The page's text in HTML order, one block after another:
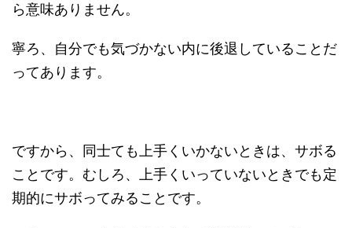
ら意味ありません。
寧ろ、自分でも気づかない内に後退していることだ
ってあります。
ですから、同士ても上手くいかないときは、サボる
ことです。むしろ、上手くいっていないときでも定
期的にサボってみることです。